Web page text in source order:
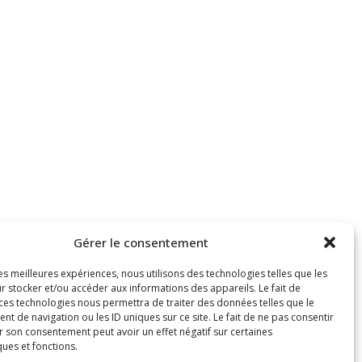
Gérer le consentement
meilleures expériences, nous utilisons des technologies telles que les
stocker et/ou accéder aux informations des appareils. Le fait de
technologies nous permettra de traiter des données telles que le
de navigation ou les ID uniques sur ce site. Le fait de ne pas consentir
son consentement peut avoir un effet négatif sur certaines
et fonctions.